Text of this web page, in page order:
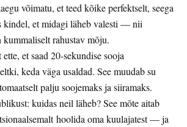
võimatu, et teed kõike perfektselt, seega
kindel, et midagi läheb valesti — nii
kummaliselt rahustav mõju.
et saad 20-sekundise sooja
keda väga usaldad. See muudab su
palju soojemaks ja siiramaks.
kuidas neil läheb? See mõte aitab
hoolida oma kuulajatest — ja